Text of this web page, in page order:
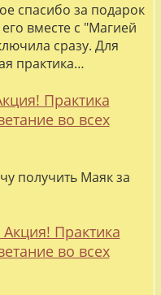
спасибо за подарок
вместе с "Магией
сразу. Для
практика…
Практика
во всех
получить Маяк за
Практика
во всех